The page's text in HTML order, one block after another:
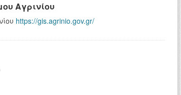
Αγρινίου
https://gis.agrinio.gov.gr/